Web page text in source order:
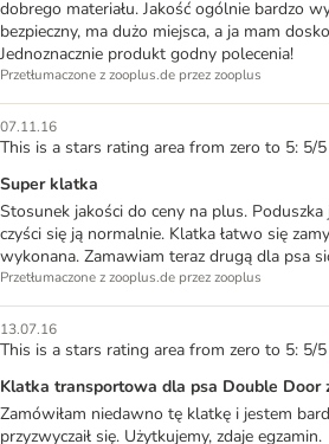
dobrego materiału. Jakość ogólnie bardzo
bezpieczny, ma dużo miejsca, a ja mam
Jednoznacznie produkt godny polecenia!
Przetłumaczone z zooplus.de przez zooplus
07.11.16
This is a stars rating area from zero to 5: 5/5
Super klatka
Stosunek jakości do ceny na plus.
czyści się ją normalnie. Klatka łatwo się
wykonana. Zamawiam teraz drugą dla psa
Przetłumaczone z zooplus.de przez zooplus
13.07.16
This is a stars rating area from zero to 5: 5/5
Klatka transportowa dla psa Double Door
Zamówiłam niedawno tę klatkę i jestem
przyzwyczaił się. Użytkujemy, zdaje egzamin.